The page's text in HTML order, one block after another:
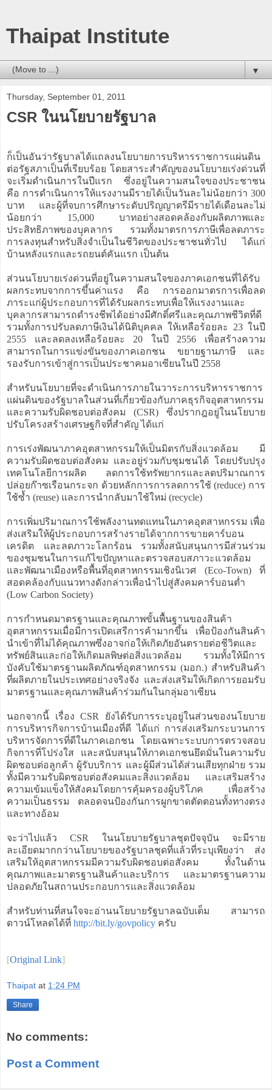
Thaipat Institute
▼
Thursday, September 01, 2011
CSR ในนโยบายรัฐบาล
ก็เป็นอันว่ารัฐบาลได้แถลงนโยบายการบริหารราชการแผ่นดิน
ต่อรัฐสภาเป็นที่เรียบร้อย โดยสาระสำคัญของนโยบายเร่งด่วนที่
จะเริ่มดำเนินการในปีแรก ซึ่งอยู่ในความสนใจของประชาชน
คือ การดำเนินการให้แรงงานมีรายได้เป็นวันละไม่น้อยกว่า 300
บาท และผู้ที่จบการศึกษาระดับปริญญาตรีมีรายได้เดือนละไม่
น้อยกว่า 15,000 บาทอย่างสอดคล้องกับผลิตภาพและ
ประสิทธิภาพของบุคลากร รวมทั้งมาตรการภาษีเพื่อลดภาระ
การลงทุนสำหรับสิ่งจำเป็นในชีวิตของประชาชนทั่วไป ได้แก่
บ้านหลังแรกและรถยนต์คันแรก เป็นต้น
ส่วนนโยบายเร่งด่วนที่อยู่ในความสนใจของภาคเอกชนที่ได้รับ
ผลกระทบจากการขึ้นค่าแรง คือ การออกมาตรการเพื่อลด
ภาระแก่ผู้ประกอบการที่ได้รับผลกระทบเพื่อให้แรงงานและ
บุคลากรสามารถดำรงชีพได้อย่างมีศักดิ์ศรีและคุณภาพชีวิตที่ดี
รวมทั้งการปรับลดภาษีเงินได้นิติบุคคล ให้เหลือร้อยละ 23 ในปี
2555 และลดลงเหลือร้อยละ 20 ในปี 2556 เพื่อสร้างความ
สามารถในการแข่งขันของภาคเอกชน ขยายฐานภาษี และ
รองรับการเข้าสู่การเป็นประชาคมอาเซียนในปี 2558
สำหรับนโยบายที่จะดำเนินการภายในวาระการบริหารราชการ
แผ่นดินของรัฐบาลในส่วนที่เกี่ยวข้องกับภาคธุรกิจอุตสาหกรรม
และความรับผิดชอบต่อสังคม (CSR) ซึ่งปรากฎอยู่ในนโยบาย
ปรับโครงสร้างเศรษฐกิจที่สำคัญ ได้แก่
การเร่งพัฒนาภาคอุตสาหกรรมให้เป็นมิตรกับสิ่งแวดล้อม มี
ความรับผิดชอบต่อสังคม และอยู่ร่วมกับชุมชนได้ โดยปรับปรุง
เทคโนโลยีการผลิต ลดการใช้ทรัพยากรและลดปริมาณการ
ปล่อยก๊าซเรือนกระจก ด้วยหลักการการลดการใช้ (reduce) การ
ใช้ซ้ำ (reuse) และการนำกลับมาใช้ใหม่ (recycle)
การเพิ่มปริมาณการใช้พลังงานทดแทนในภาคอุตสาหกรรม เพื่อ
ส่งเสริมให้ผู้ประกอบการสร้างรายได้จากการขายคาร์บอน
เครดิต และลดภาวะโลกร้อน รวมทั้งสนับสนุนการมีส่วนร่วม
ของชุมชนในการแก้ไขปัญหาและตรวจสอบสภาวะแวดล้อม
และพัฒนาเมืองหรือพื้นที่อุตสาหกรรมเชิงนิเวศ (Eco-Town) ที่
สอดคล้องกับแนวทางดังกล่าวเพื่อนำไปสู่สังคมคาร์บอนต่ำ
(Low Carbon Society)
การกำหนดมาตรฐานและคุณภาพขั้นพื้นฐานของสินค้า
อุตสาหกรรมเมื่อมีการเปิดเสรีการค้ามากขึ้น เพื่อป้องกันสินค้า
นำเข้าที่ไม่ได้คุณภาพซึ่งอาจก่อให้เกิดภัยอันตรายต่อชีวิตและ
ทรัพย์สินและก่อให้เกิดมลพิษต่อสิ่งแวดล้อม รวมทั้งให้มีการ
บังคับใช้มาตรฐานผลิตภัณฑ์อุตสาหกรรม (มอก.) สำหรับสินค้า
ที่ผลิตภายในประเทศอย่างจริงจัง และส่งเสริมให้เกิดการยอมรับ
มาตรฐานและคุณภาพสินค้าร่วมกันในกลุ่มอาเซียน
นอกจากนี้ เรื่อง CSR ยังได้รับการระบุอยู่ในส่วนของนโยบาย
การบริหารกิจการบ้านเมืองที่ดี ได้แก่ การส่งเสริมกระบวนการ
บริหารจัดการที่ดีในภาคเอกชน โดยเฉพาะระบบการตรวจสอบ
กิจการที่โปร่งใส และสนับสนุนให้ภาคเอกชนยึดมั่นในความรับ
ผิดชอบต่อลูกค้า ผู้รับบริการ และผู้มีส่วนได้ส่วนเสียทุกฝ่าย รวม
ทั้งมีความรับผิดชอบต่อสังคมและสิ่งแวดล้อม และเสริมสร้าง
ความเข้มแข็งให้สังคมโดยการคุ้มครองผู้บริโภค เพื่อสร้าง
ความเป็นธรรม ตลอดจนป้องกันการผูกขาดตัดตอนทั้งทางตรง
และทางอ้อม
จะว่าไปแล้ว CSR ในนโยบายรัฐบาลชุดปัจจุบัน จะมีราย
ละเอียดมากกว่านโยบายของรัฐบาลชุดที่แล้วที่ระบุเพียงว่า ส่ง
เสริมให้อุตสาหกรรมมีความรับผิดชอบต่อสังคม ทั้งในด้าน
คุณภาพและมาตรฐานสินค้าและบริการ และมาตรฐานความ
ปลอดภัยในสถานประกอบการและสิ่งแวดล้อม
สำหรับท่านที่สนใจจะอ่านนโยบายรัฐบาลฉบับเต็ม สามารถ
ดาวน์โหลดได้ที่ http://bit.ly/govpolicy ครับ
[Original Link]
Thaipat at 1:24 PM
Share
No comments:
Post a Comment